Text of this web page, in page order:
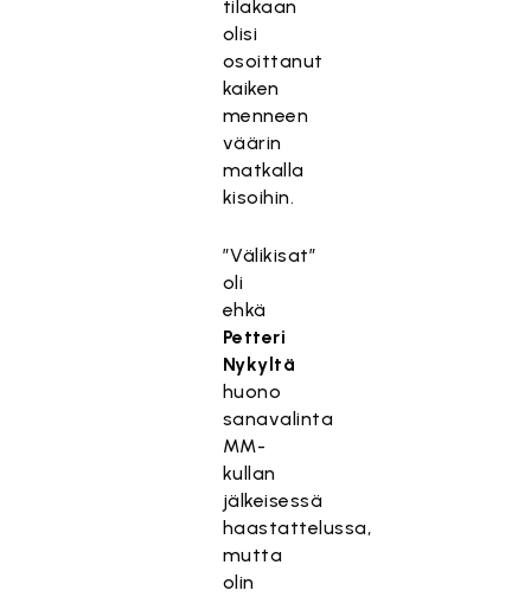
tilakaan
olisi
osoittanut
kaiken
menneen
väärin
matkalla
kisoihin.
”Välikisat”
oli
ehkä
Petteri
Nykyltä
huono
sanavalinta
MM-
kullan
jälkeisessä
haastattelussa,
mutta
olin